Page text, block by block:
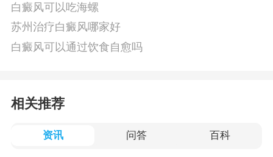
白癜风可以吃海螺
苏州治疗白癜风哪家好
白癜风可以通过饮食自愈吗
相关推荐
资讯 问答 百科